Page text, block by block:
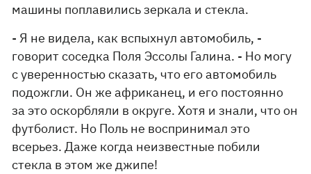
машины поплавились зеркала и стекла.
- Я не видела, как вспыхнул автомобиль, -
говорит соседка Поля Эссолы Галина. - Но могу
с уверенностью сказать, что его автомобиль
подожгли. Он же африканец, и его постоянно
за это оскорбляли в округе. Хотя и знали, что он
футболист. Но Поль не воспринимал это
всерьез. Даже когда неизвестные побили
стекла в этом же джипе!